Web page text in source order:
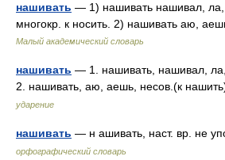
нашивать — 1) нашивать нашивал, ла,
многокр. к носить. 2) нашивать аю,
Малый академический словарь
нашивать — 1. нашивать, нашивал,
2. нашивать, аю, аешь, несов.(к
ударение
нашивать — н ашивать, наст. вр. не
орфографический словарь